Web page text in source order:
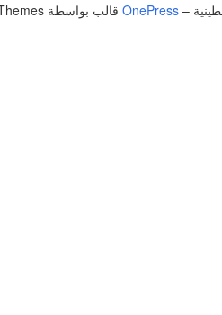
–
OnePress قالب بواسطة FameThemes